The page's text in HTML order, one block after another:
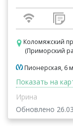
Коломяжский
(Приморский
Пионерская, 6
Показать на
Ирина
Обновлено